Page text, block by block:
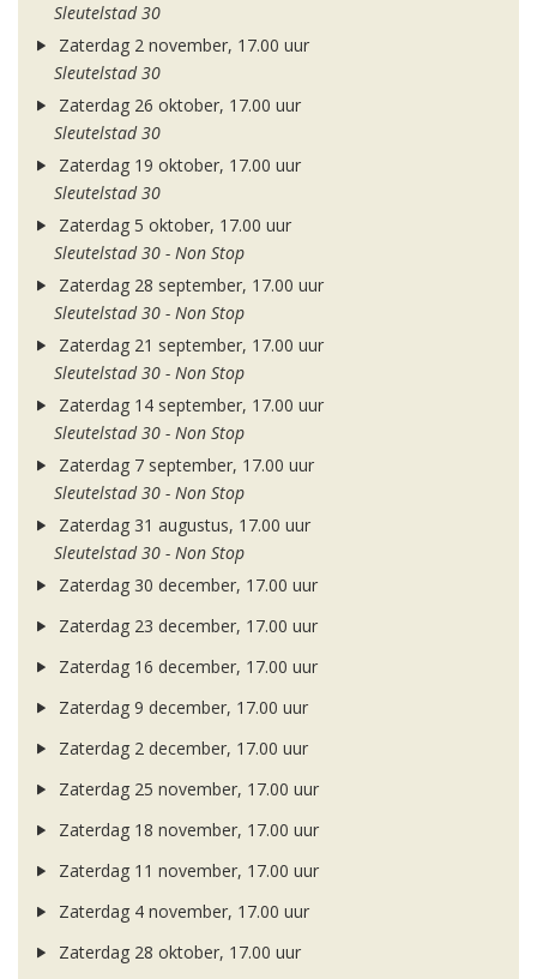
Sleutelstad 30
Zaterdag 2 november, 17.00 uur
Sleutelstad 30
Zaterdag 26 oktober, 17.00 uur
Sleutelstad 30
Zaterdag 19 oktober, 17.00 uur
Sleutelstad 30
Zaterdag 5 oktober, 17.00 uur
Sleutelstad 30 - Non Stop
Zaterdag 28 september, 17.00 uur
Sleutelstad 30 - Non Stop
Zaterdag 21 september, 17.00 uur
Sleutelstad 30 - Non Stop
Zaterdag 14 september, 17.00 uur
Sleutelstad 30 - Non Stop
Zaterdag 7 september, 17.00 uur
Sleutelstad 30 - Non Stop
Zaterdag 31 augustus, 17.00 uur
Sleutelstad 30 - Non Stop
Zaterdag 30 december, 17.00 uur
Zaterdag 23 december, 17.00 uur
Zaterdag 16 december, 17.00 uur
Zaterdag 9 december, 17.00 uur
Zaterdag 2 december, 17.00 uur
Zaterdag 25 november, 17.00 uur
Zaterdag 18 november, 17.00 uur
Zaterdag 11 november, 17.00 uur
Zaterdag 4 november, 17.00 uur
Zaterdag 28 oktober, 17.00 uur